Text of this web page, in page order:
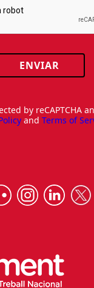
ENVIAR
by reCAPTCHA
and Terms of